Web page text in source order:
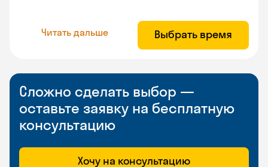
Читать дальше Выбрать время
Сложно сделать выбор —
оставьте заявку на бесплатную
консультацию
Хочу на консультацию